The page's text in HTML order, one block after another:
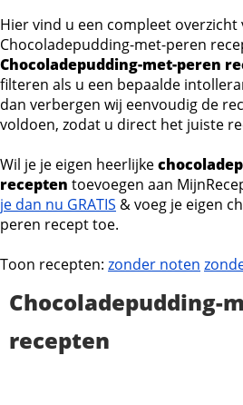
Hier vind u een compleet
Chocoladepudding-met-peren
Chocoladepudding-met-peren
filteren als u een bepaalde
dan verbergen wij eenvoudig de
voldoen, zodat u direct het juiste
Wil je je eigen heerlijke
recepten toevoegen aan
je dan nu GRATIS & voeg je eigen
peren recept toe.
Toon recepten: zonder noten
Chocoladepudding-
recepten